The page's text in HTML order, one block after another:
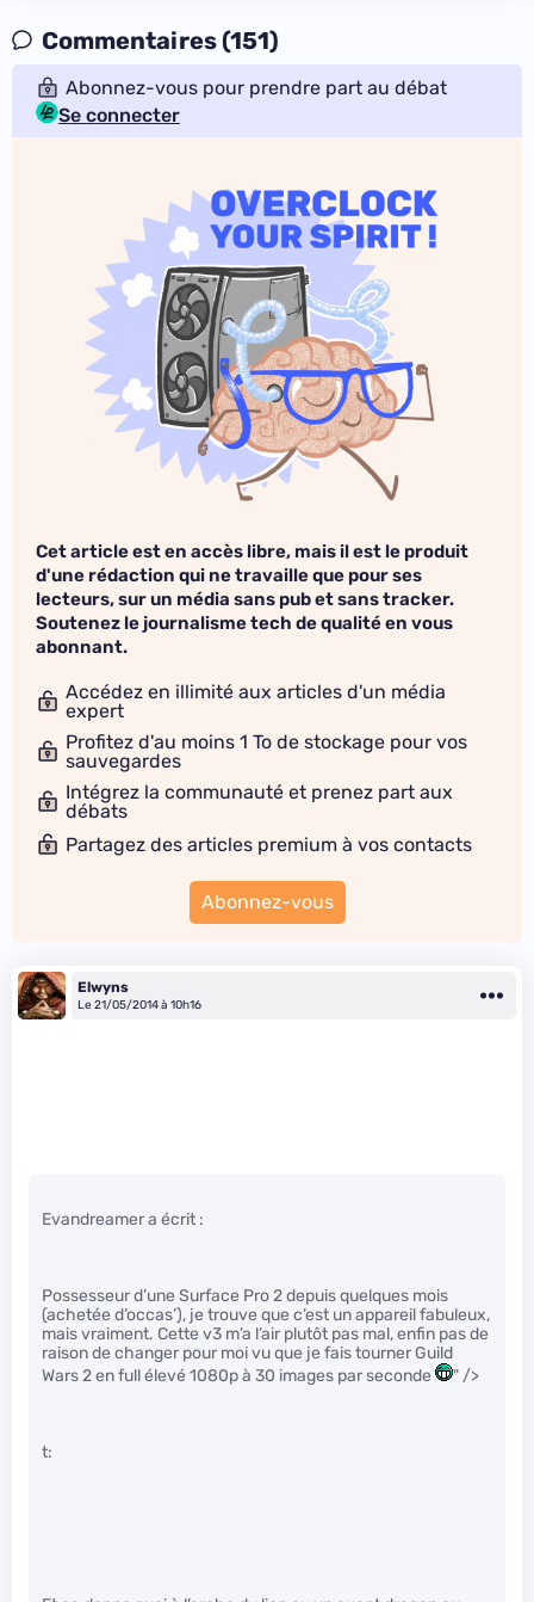
Commentaires (151)
Abonnez-vous pour prendre part au débat
Se connecter
Cet article est en accès libre, mais il est le produit
d'une rédaction qui ne travaille que pour ses
lecteurs, sur un média sans pub et sans tracker.
Soutenez le journalisme tech de qualité en vous
abonnant.
Accédez en illimité aux articles d'un média
expert
Profitez d'au moins 1 To de stockage pour vos
sauvegardes
Intégrez la communauté et prenez part aux
débats
Partagez des articles premium à vos contacts
Abonnez-vous
Elwyns
Le 21/05/2014 à 10h16
Evandreamer a écrit :
Possesseur d’une Surface Pro 2 depuis quelques mois
(achetée d’occas’), je trouve que c’est un appareil fabuleux,
mais vraiment. Cette v3 m’a l’air plutôt pas mal, enfin pas de
raison de changer pour moi vu que je fais tourner Guild
Wars 2 en full élevé 1080p à 30 images par seconde
" />
t: